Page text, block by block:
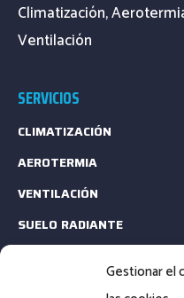
Gestionar el
Climatización,
Ventilación
SERVICIOS
CLIMATIZACIÓN
AEROTERMIA
VENTILACIÓN
SUELO RADIANTE